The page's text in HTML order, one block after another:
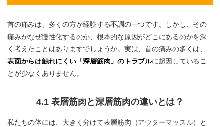
首の痛みは、多くの方が経験する不調の一つです。しかし、その
痛みがなぜ慢性化するのか、根本的な原因がどこにあるのかを深
く考えたことはありますでしょうか。実は、首の痛みの多くは、
表面からは触れにくい「深層筋肉」のトラブルに起因しているこ
とが少なくありません。
4.1 表層筋肉と深層筋肉の違いとは？
私たちの体には、大きく分けて表層筋肉（アウターマッスル）と